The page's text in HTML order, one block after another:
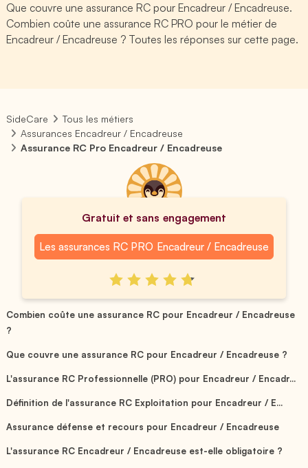
Que couvre une assurance RC pour Encadreur / Encadreuse.
Combien coûte une assurance RC PRO pour le métier de
Encadreur / Encadreuse ? Toutes les réponses sur cette page.
SideCare
Tous les métiers
Assurances Encadreur / Encadreuse
Assurance RC Pro Encadreur / Encadreuse
Gratuit et sans engagement
Les assurances RC PRO Encadreur / Encadreuse
Combien coûte une assurance RC pour Encadreur / Encadreuse
?
Que couvre une assurance RC pour Encadreur / Encadreuse ?
L'assurance RC Professionnelle (PRO) pour Encadreur / Encadr...
Définition de l'assurance RC Exploitation pour Encadreur / E...
Assurance défense et recours pour Encadreur / Encadreuse
L'assurance RC Encadreur / Encadreuse est-elle obligatoire ?